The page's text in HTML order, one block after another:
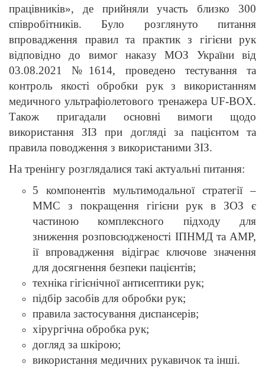
працівників», де прийняли участь близко 300
співробітників. Було розглянуто питання
впровадження правил та практик з гігієни рук
відповідно до вимог наказу МОЗ України від
03.08.2021 №1614, проведено тестування та
контроль якості обробки рук з використанням
медичного ультрафіолетового тренажера UF-BOX.
Також пригадали основні вимоги щодо
використання ЗІЗ при догляді за пацієнтом та
правила поводження з використаними ЗІЗ.
На тренінгу розглядалися такі актуальні питання:
5 компонентів мультимодальної стратегії –
ММС з покращення гігієни рук в ЗОЗ є
частиною комплексного підходу для
зниження розповсюдженості ІПНМД та АМР,
ії впровадження відіграє ключове значення
для досягнення безпеки пацієнтів;
техніка гігієнічної антисептики рук;
підбір засобів для обробки рук;
правила застосування диспансерів;
хірургічна обробка рук;
догляд за шкірою;
використання медичних рукавичок та інші.